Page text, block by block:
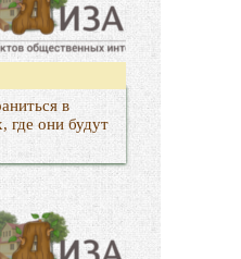
в
где они будут